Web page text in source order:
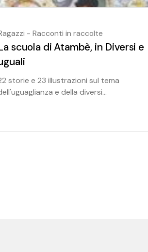
- Racconti in raccolte
scuola di Atambè, in Diversi e
storie e 23 illustrazioni sul tema
e della diversi...